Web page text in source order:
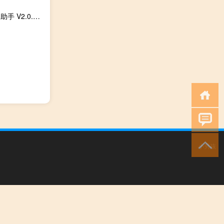
廊坊银行网银助手 V2.0.16.805 官方最新版（廊坊银行网银助手 V2.0.16.805 官方最新版功能简介）
小男孩